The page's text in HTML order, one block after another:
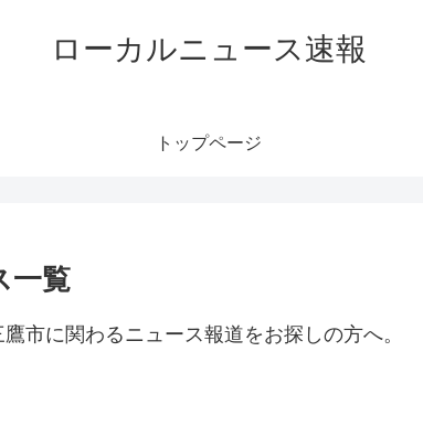
ローカルニュース速報
トップページ
一覧
市に関わるニュース報道をお探しの方へ。